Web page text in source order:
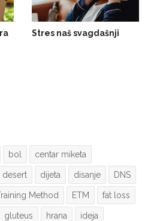
Stres naš svagdašnji
bol centar miketa
desert dijeta disanje DNS
Method ETM fat loss
gluteus hrana ideja